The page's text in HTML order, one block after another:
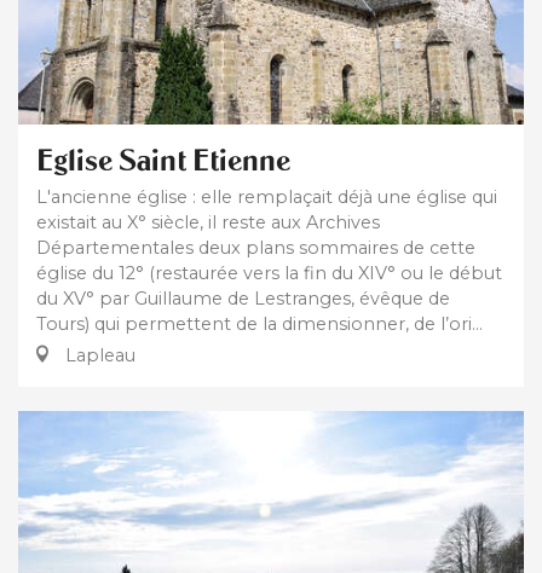
Eglise Saint Etienne
L'ancienne église : elle remplaçait déjà une église qui
existait au X° siècle, il reste aux Archives
Départementales deux plans sommaires de cette
église du 12° (restaurée vers la fin du XIV° ou le début
du XV° par Guillaume de Lestranges, évêque de
Tours) qui permettent de la dimensionner, de l’ori...
Lapleau